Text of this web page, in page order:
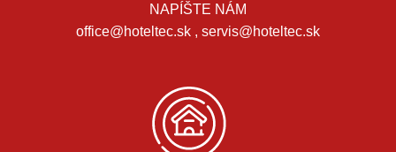
NAPÍŠTE NÁM
office@hoteltec.sk , servis@hoteltec.sk